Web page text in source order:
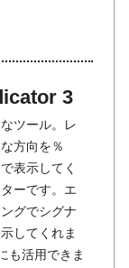
3
ツール。レ
方向を％
表示してく
ーです。エ
グでシグナ
してくれま
も活用できま